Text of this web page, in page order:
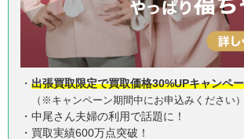
・ 出張買取限定で買取価格30%UPキャンペ
（※キャンペーン期間中にお申込みください）
・中尾さん夫婦の利用で話題に！
・買取実績600万点突破！